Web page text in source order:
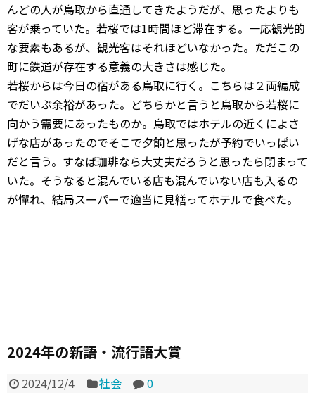
んどの人が鳥取から直通してきたようだが、思ったよりも
客が乗っていた。若桜では1時間ほど滞在する。一応観光的
な要素もあるが、観光客はそれほどいなかった。ただこの
町に鉄道が存在する意義の大きさは感じた。
若桜からは今日の宿がある鳥取に行く。こちらは２両編成
でだいぶ余裕があった。どちらかと言うと鳥取から若桜に
向かう需要にあったものか。鳥取ではホテルの近くによさ
げな店があったのでそこで夕餉と思ったが予約でいっぱい
だと言う。すなば珈琲なら大丈夫だろうと思ったら閉まって
いた。そうなると混んでいる店も混んでいない店も入るの
が憚れ、結局スーパーで適当に見繕ってホテルで食べた。
2024年の新語・流行語大賞
2024/12/4 社会
0